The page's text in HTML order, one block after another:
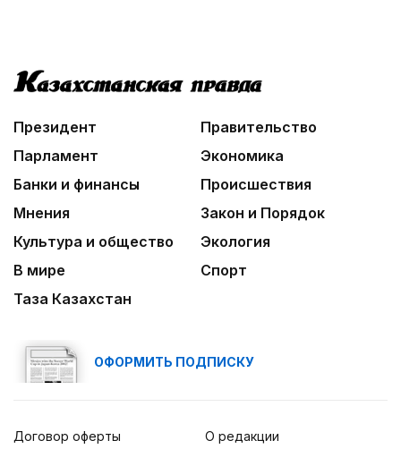
Президент
Правительство
Парламент
Экономика
Банки и финансы
Происшествия
Мнения
Закон и Порядок
Культура и общество
Экология
В мире
Спорт
Таза Казахстан
ОФОРМИТЬ ПОДПИСКУ
Договор оферты
О редакции